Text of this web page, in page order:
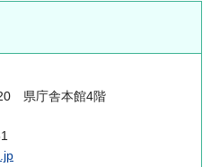
県庁舎本館4階